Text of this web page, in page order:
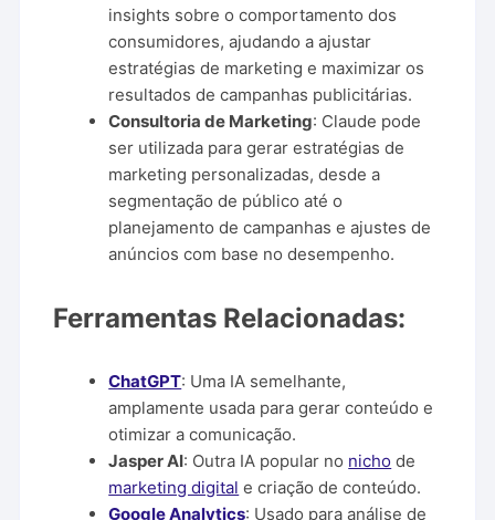
insights sobre o comportamento dos
consumidores, ajudando a ajustar
estratégias de marketing e maximizar os
resultados de campanhas publicitárias.
Consultoria de Marketing: Claude pode
ser utilizada para gerar estratégias de
marketing personalizadas, desde a
segmentação de público até o
planejamento de campanhas e ajustes de
anúncios com base no desempenho.
Ferramentas Relacionadas:
ChatGPT: Uma IA semelhante,
amplamente usada para gerar conteúdo e
otimizar a comunicação.
Jasper AI: Outra IA popular no nicho de
marketing digital e criação de conteúdo.
Google Analytics: Usado para análise de